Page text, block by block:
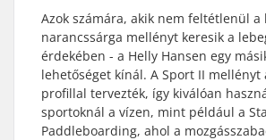
Azok számára, akik nem feltétlenül a
narancssárga mellényt keresik a
érdekében - a Helly Hansen egy
lehetőséget kínál. A Sport II mellényt
profillal tervezték, így kiválóan
sportoknál a vízen, mint például a
Paddleboarding, ahol a